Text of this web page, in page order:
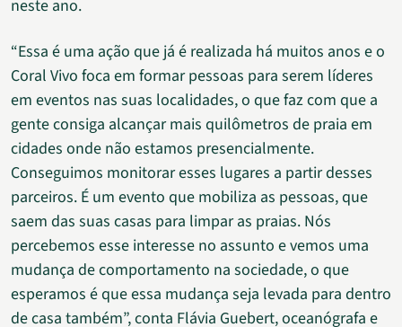
neste ano.
“Essa é uma ação que já é realizada há muitos anos e o
Coral Vivo foca em formar pessoas para serem líderes
em eventos nas suas localidades, o que faz com que a
gente consiga alcançar mais quilômetros de praia em
cidades onde não estamos presencialmente.
Conseguimos monitorar esses lugares a partir desses
parceiros. É um evento que mobiliza as pessoas, que
saem das suas casas para limpar as praias. Nós
percebemos esse interesse no assunto e vemos uma
mudança de comportamento na sociedade, o que
esperamos é que essa mudança seja levada para dentro
de casa também”, conta Flávia Guebert, oceanógrafa e